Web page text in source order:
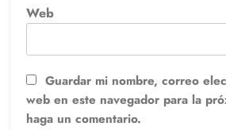
Web
Guardar mi nombre, correo
web en este navegador para la
haga un comentario.